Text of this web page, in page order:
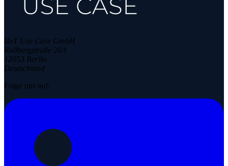
IIoT Use Case GmbH
Rollbergstraße 28A
12053 Berlin
Deutschland
Folge uns auf: